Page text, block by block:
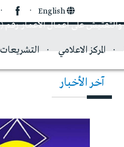
المركز الاعلامي التشريعات
آخر الأخبار